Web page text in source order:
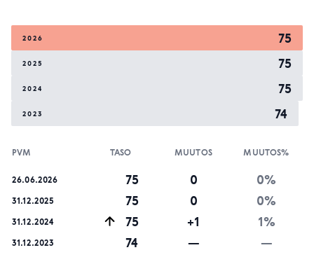
2026 75
2025 75
2024 75
2023 74
PVM TASO MUUTOS MUUTOS%
26.06.2026 75 0 0%
31.12.2025 75 0 0%
31.12.2024 75 +1 1%
31.12.2023 74 — —